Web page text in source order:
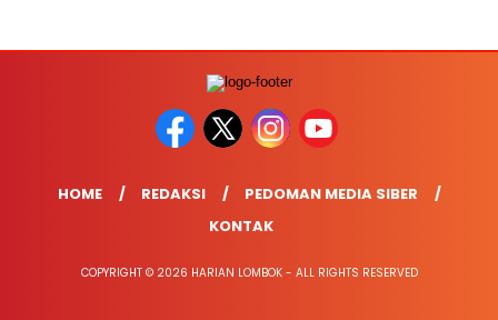
HOME REDAKSI
PEDOMAN MEDIA SIBER
KONTAK
COPYRIGHT © 2026 HARIAN LOMBOK - ALL RIGHTS RESERVED